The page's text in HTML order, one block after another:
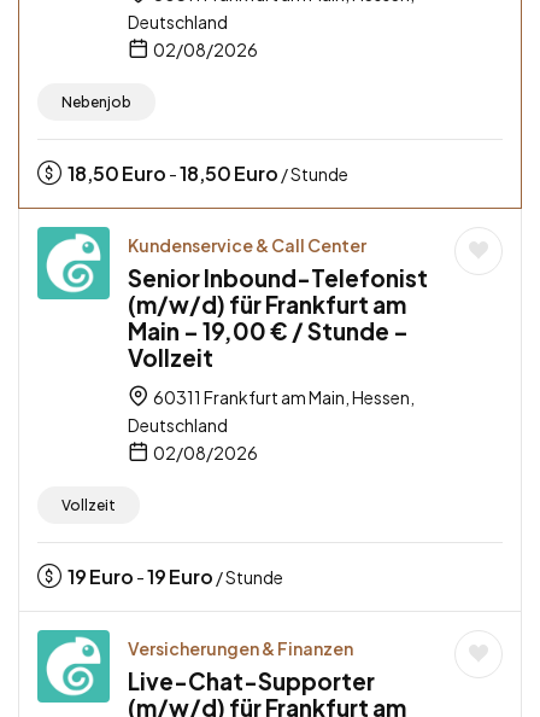
Deutschland
02/08/2026
Nebenjob
18,50Euro -18,50Euro / Stunde
Kundenservice & Call Center
Senior Inbound-Telefonist
(m/w/d) für Frankfurt am
Main – 19,00 € / Stunde –
Vollzeit
60311 Frankfurt am Main, Hessen,
Deutschland
02/08/2026
Vollzeit
19Euro -19Euro / Stunde
Versicherungen & Finanzen
Live-Chat-Supporter
(m/w/d) für Frankfurt am